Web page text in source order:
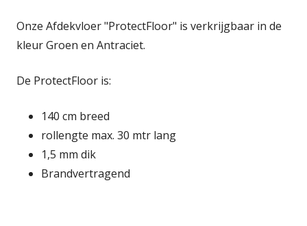
Onze Afdekvloer "ProtectFloor" is verkrijgbaar in de
kleur Groen en Antraciet.
De ProtectFloor is:
140 cm breed
rollengte max. 30 mtr lang
1,5 mm dik
Brandvertragend